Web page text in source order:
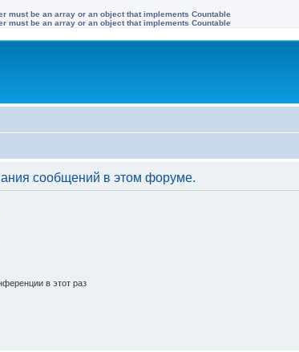
must be an array or an object that implements Countable
must be an array or an object that implements Countable
сообщений в этом форуме.
в этот раз